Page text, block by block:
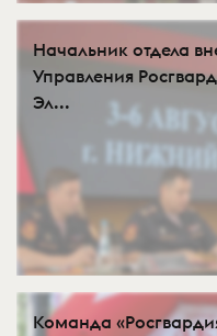
Начальник отдела
Управления
Эл...
Команда